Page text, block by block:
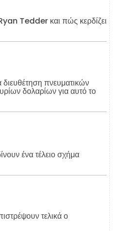
Tedder και πώς κερδίζει
πνευματικών
δολαρίων για αυτό το
ένα τέλειο σχήμα
τελικά ο